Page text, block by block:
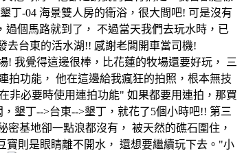
海景雙人房的衛浴，很大間吧! 可是沒有
過個馬路就到了， 不過當天我們去玩水時，已
去台東的活水湖!! 感謝老闆開車當司機!
我覺得這邊很棒，比花蓮的牧場還要好玩， 三
拍功能， 他在這邊給我瘋狂的拍照，根本無技
非必要時使用連拍功能" 如果都要用連拍，那買
墾丁-->台東-->墾丁，就花了5個小時吧!! 第三
密基地卻一點浪都沒有， 被天然的礁石圍住，
寶則是眼睛離不開水， 還想要繼續玩下去。"小